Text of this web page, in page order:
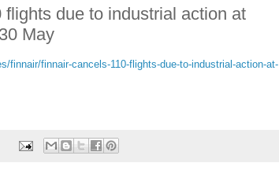
flights due to industrial action at
May
finnair/finnair-cancels-110-flights-due-to-industrial-action-at-